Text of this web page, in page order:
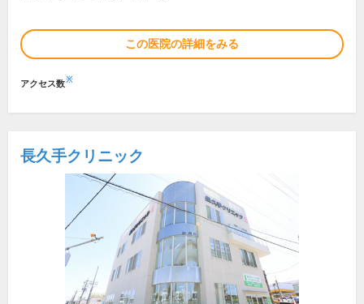
この医院の詳細をみる
アクセス数※
長久手クリニック